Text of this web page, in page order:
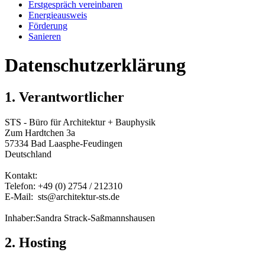
Erstgespräch vereinbaren
Energieausweis
Förderung
Sanieren
Datenschutzerklärung
1. Verantwortlicher
STS - Büro für Architektur + Bauphysik
Zum Hardtchen 3a
57334 Bad Laasphe-Feudingen
Deutschland
Kontakt:
Telefon: +49 (0) 2754 / 212310
E-Mail: sts@architektur-sts.de
Inhaber:Sandra Strack-Saßmannshausen
2. Hosting